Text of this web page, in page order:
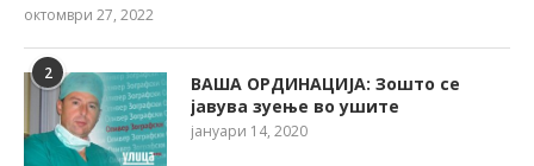
октомври 27, 2022
2
ВАША ОРДИНАЦИЈА: Зошто се
јавува зуење во ушите
јануари 14, 2020